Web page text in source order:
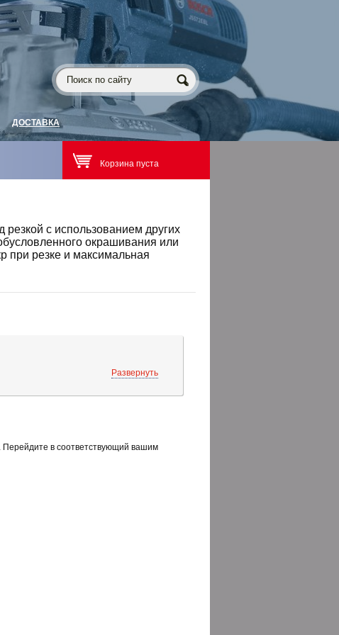
ДОСТАВКА
Корзина пуста
с использованием других
окрашивания или
при резке и максимальная
Развернуть
Перейдите в соответствующий вашим